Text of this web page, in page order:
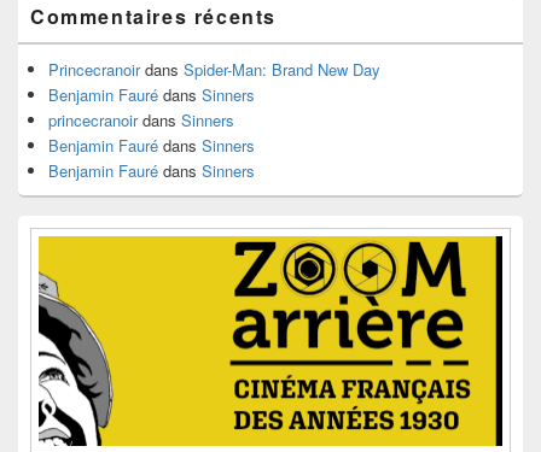
barre
latérale
Commentaires récents
Princecranoirdans Spider-Man: Brand New Day
Benjamin Fauré dans Sinners
princecranoirdans Sinners
Benjamin Fauré dans Sinners
Benjamin Fauré dans Sinners